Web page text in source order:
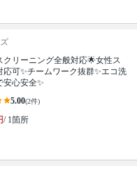
クリーニング全般対応🌟女性ス
応可✨チームワーク抜群✨エコ洗
安心安全✨
5.00(2件)
/ 1箇所